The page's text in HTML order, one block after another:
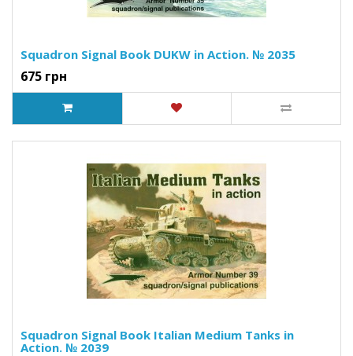
Squadron Signal Book DUKW in Action. № 2035
675 грн
Squadron Signal Book Italian Medium Tanks in
Action. № 2039